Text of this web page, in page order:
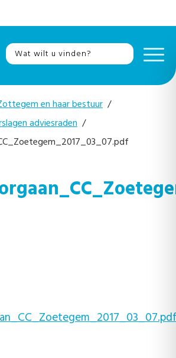
en haar bestuur /
adviesraden /